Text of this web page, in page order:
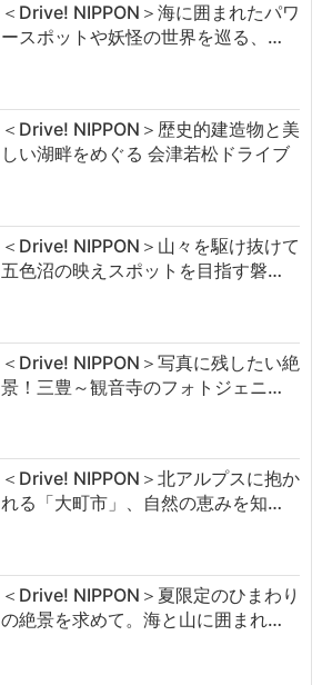
＜Drive! NIPPON＞海に囲まれたパワ
ースポットや妖怪の世界を巡る、…
＜Drive! NIPPON＞歴史的建造物と美
しい湖畔をめぐる 会津若松ドライブ
＜Drive! NIPPON＞山々を駆け抜けて
五色沼の映えスポットを目指す磐…
＜Drive! NIPPON＞写真に残したい絶
景！三豊～観音寺のフォトジェニ…
＜Drive! NIPPON＞北アルプスに抱か
れる「大町市」、自然の恵みを知…
＜Drive! NIPPON＞夏限定のひまわり
の絶景を求めて。海と山に囲まれ…